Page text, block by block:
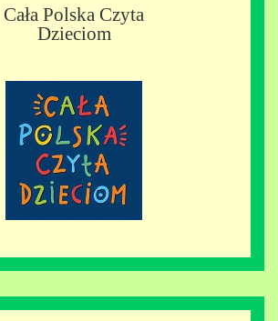
Cała Polska Czyta
Dzieciom